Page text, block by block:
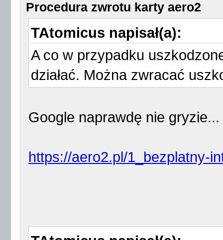
Procedura zwrotu karty aero2
TAtomicus napisał(a):
A co w przypadku
działać. Można zwracać
Google naprawdę nie
https://aero2.pl/1_bezplatny-